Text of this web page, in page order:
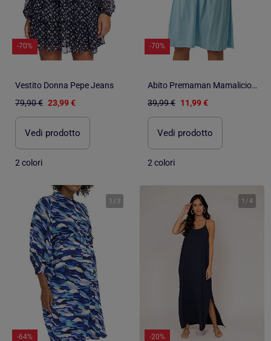
-70%
Vestito Donna Pepe Jeans
79,90 € 23,99 €
Vedi prodotto
2 colori
-70%
Abito Premaman Mamalicious da Donna
39,99 € 11,99 €
Vedi prodotto
2 colori
1 / 3
-64%
1 /4
-20%